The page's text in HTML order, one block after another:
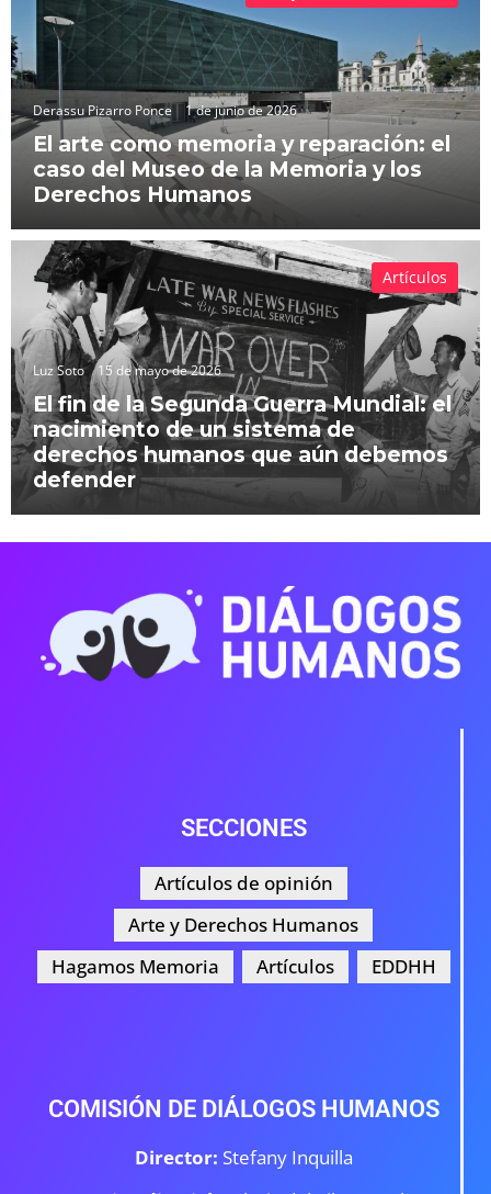
Derassu Pizarro Ponce 1 de junio de 2026
El arte como memoria y reparación: el
caso del Museo de la Memoria y los
Derechos Humanos
Luz Soto 15 de mayo de 2026
El fin de la Segunda Guerra Mundial: el
nacimiento de un sistema de
derechos humanos que aún debemos
defender
Artículos
SECCIONES
Artículos de opinión
Arte y Derechos Humanos
Hagamos Memoria
Artículos EDDHH
COMISIÓN DE DIÁLOGOS HUMANOS
Director: Stefany Inquilla